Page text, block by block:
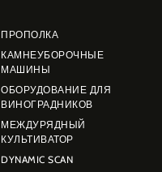
ПРОПОЛКА
КАМНЕУБОРОЧНЫЕ
МАШИНЫ
ОБОРУДОВАНИЕ ДЛЯ
ВИНОГРАДНИКОВ
МЕЖДУРЯДНЫЙ
КУЛЬТИВАТОР
DYNAMIC SCAN